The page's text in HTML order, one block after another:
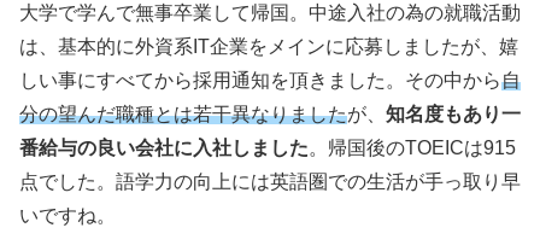
大学で学んで無事卒業して帰国。中途入社の為の就職活動
は、基本的に外資系IT企業をメインに応募しましたが、嬉
しい事にすべてから採用通知を頂きました。その中から自
分の望んだ職種とは若干異なりましたが、 知名度もあり一
番給与の良い会社に入社しました。帰国後のTOEICは915
点でした。語学力の向上には英語圏での生活が手っ取り早
いですね。